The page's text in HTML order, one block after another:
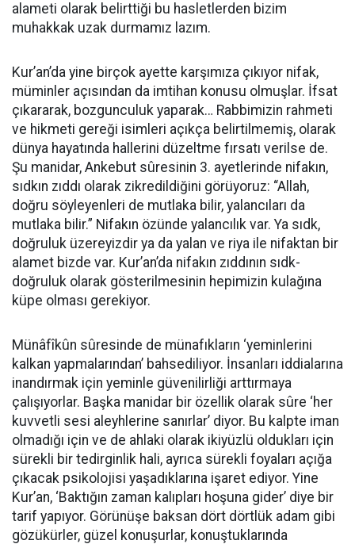
alameti olarak belirttiği bu hasletlerden bizim
muhakkak uzak durmamız lazım.
Kur’an’da yine birçok ayette karşımıza çıkıyor nifak,
müminler açısından da imtihan konusu olmuşlar. İfsat
çıkararak, bozgunculuk yaparak… Rabbimizin rahmeti
ve hikmeti gereği isimleri açıkça belirtilmemiş, olarak
dünya hayatında hallerini düzeltme fırsatı verilse de.
Şu manidar, Ankebut sûresinin 3. ayetlerinde nifakın,
sıdkın zıddı olarak zikredildiğini görüyoruz: “Allah,
doğru söyleyenleri de mutlaka bilir, yalancıları da
mutlaka bilir.” Nifakın özünde yalancılık var. Ya sıdk,
doğruluk üzereyizdir ya da yalan ve riya ile nifaktan bir
alamet bizde var. Kur’an’da nifakın zıddının sıdk-
doğruluk olarak gösterilmesinin hepimizin kulağına
küpe olması gerekiyor.
Münâfîkûn sûresinde de münafıkların ‘yeminlerini
kalkan yapmalarından’ bahsediliyor. İnsanları iddialarına
inandırmak için yeminle güvenilirliği arttırmaya
çalışıyorlar. Başka manidar bir özellik olarak sûre ‘her
kuvvetli sesi aleyhlerine sanırlar’ diyor. Bu kalpte iman
olmadığı için ve de ahlaki olarak ikiyüzlü oldukları için
sürekli bir tedirginlik hali, ayrıca sürekli foyaları açığa
çıkacak psikolojisi yaşadıklarına işaret ediyor. Yine
Kur’an, ‘Baktığın zaman kalıpları hoşuna gider’ diye bir
tarif yapıyor. Görünüşe baksan dört dörtlük adam gibi
gözükürler, güzel konuşurlar, konuştuklarında